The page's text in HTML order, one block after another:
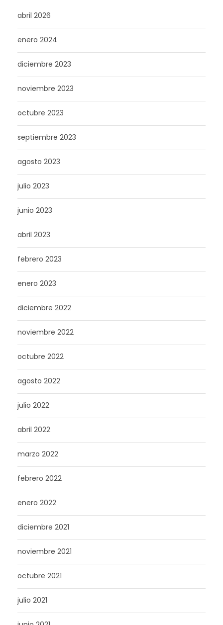
abril 2026
enero 2024
diciembre 2023
noviembre 2023
octubre 2023
septiembre 2023
agosto 2023
julio 2023
junio 2023
abril 2023
febrero 2023
enero 2023
diciembre 2022
noviembre 2022
octubre 2022
agosto 2022
julio 2022
abril 2022
marzo 2022
febrero 2022
enero 2022
diciembre 2021
noviembre 2021
octubre 2021
julio 2021